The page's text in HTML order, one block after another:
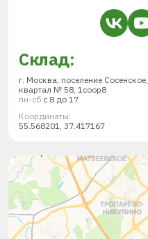
Склад:
г. Москва, поселение Сосенское,
квартал № 58, 1соор8
пн-сб с 8 до 17
Координаты:
55.568201, 37.417167